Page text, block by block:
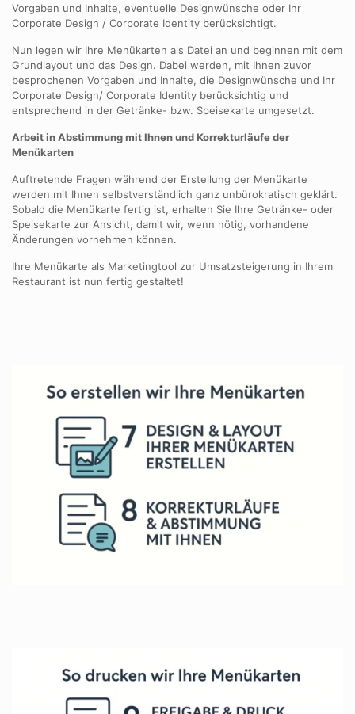
Vorgaben und Inhalte, eventuelle Designwünsche oder Ihr
Corporate Design / Corporate Identity berücksichtigt.
Nun legen wir Ihre Menükarten als Datei an und beginnen mit dem
Grundlayout und das Design. Dabei werden, mit Ihnen zuvor
besprochenen Vorgaben und Inhalte, die Designwünsche und Ihr
Corporate Design/ Corporate Identity berücksichtig und
entsprechend in der Getränke- bzw. Speisekarte umgesetzt.
Arbeit in Abstimmung mit Ihnen und Korrekturläufe der
Menükarten
Auftretende Fragen während der Erstellung der Menükarte
werden mit Ihnen selbstverständlich ganz unbürokratisch geklärt.
Sobald die Menükarte fertig ist, erhalten Sie Ihre Getränke- oder
Speisekarte zur Ansicht, damit wir, wenn nötig, vorhandene
Änderungen vornehmen können.
Ihre Menükarte als Marketingtool zur Umsatzsteigerung in Ihrem
Restaurant ist nun fertig gestaltet!